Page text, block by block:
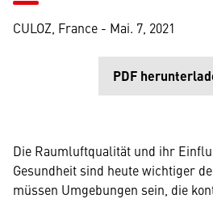
CULOZ, France - Mai. 7, 2021
PDF
Die Raumluftqualität und ihr
Gesundheit sind heute wichtiger
müssen Umgebungen sein, die